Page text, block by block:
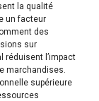
la qualité
un facteur
des
sur
réduisent l’impact
marchandises.
supérieure